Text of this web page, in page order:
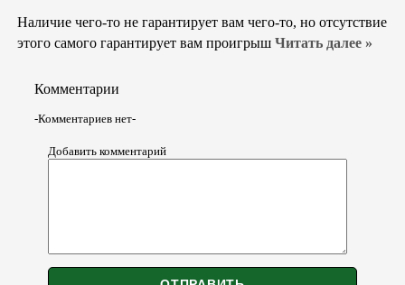
Наличие чего-то не гарантирует вам чего-то, но отсутствие
этого самого гарантирует вам проигрыш Читать далее »
Комментарии
-Комментариев нет-
Добавить комментарий